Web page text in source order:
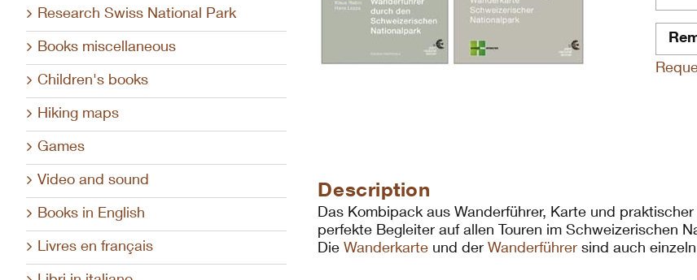
Research Swiss National Park
Books miscellaneous
Children's books
Hiking maps
Games
Video and sound
Books in English
Livres en français
Description
Das Kombipack aus Wanderführer, Karte und
perfekte Begleiter auf allen Touren im Schweizerischen
DieWanderkarte und derWanderführersind auch